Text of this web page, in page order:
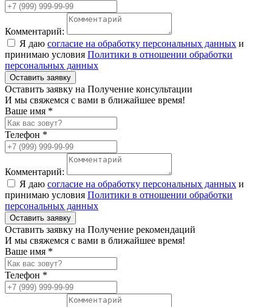
Комментарий:
Я даю согласие на обработку персональных данных и
принимаю условия Политики в отношении обработки
персональных данных
Оставить заявку
Оставить заявку на Получение консультации
И мы свяжемся с вами в ближайшее время!
Ваше имя *
Телефон *
Комментарий:
Я даю согласие на обработку персональных данных и
принимаю условия Политики в отношении обработки
персональных данных
Оставить заявку
Оставить заявку на Получение рекомендаций
И мы свяжемся с вами в ближайшее время!
Ваше имя *
Телефон *